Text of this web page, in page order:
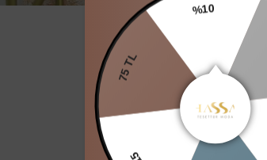
%10
%15
75 TL